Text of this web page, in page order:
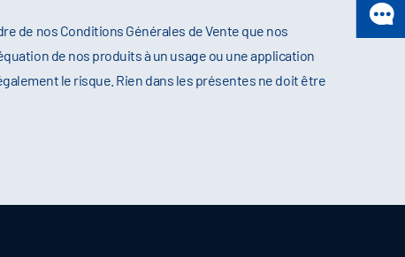
de nos Conditions Générales de Vente que nos
de nos produits à un usage ou une application
le risque. Rien dans les présentes ne doit être